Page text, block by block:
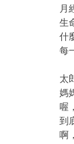
月
生
什
每
太
媽
喔
到
啊